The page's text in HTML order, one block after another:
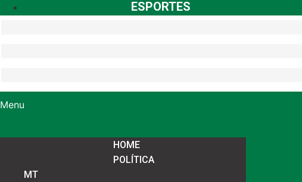
ESPORTES
Menu
HOME
POLÍTICA
MT